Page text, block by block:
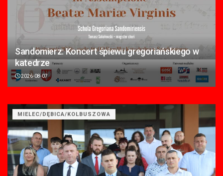
Sandomierz: Koncert śpiewu gregoriańskiego w
katedrze
2026-08-07
MIELEC/DĘBICA/KOLBUSZOWA